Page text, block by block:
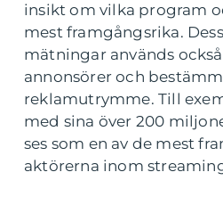
insikt om vilka program
mest framgångsrika.
mätningar används
annonsörer och
reklamutrymme. Till
med sina över 200
ses som en av de mest
aktörerna inom